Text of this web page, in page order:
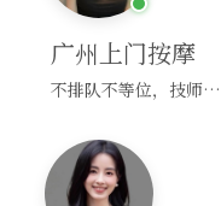
广州上门按摩
不排队不等位，技师直奔你家！